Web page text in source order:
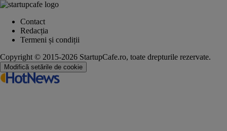
Contact
Redacția
Termeni și condiții
Copyright © 2015-2026 StartupCafe.ro, toate drepturile rezervate.
Modifică setările de cookie